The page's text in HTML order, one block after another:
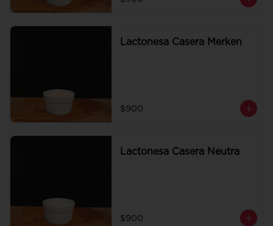
Lactonesa Casera Merken
$900
Lactonesa Casera Neutra
$900